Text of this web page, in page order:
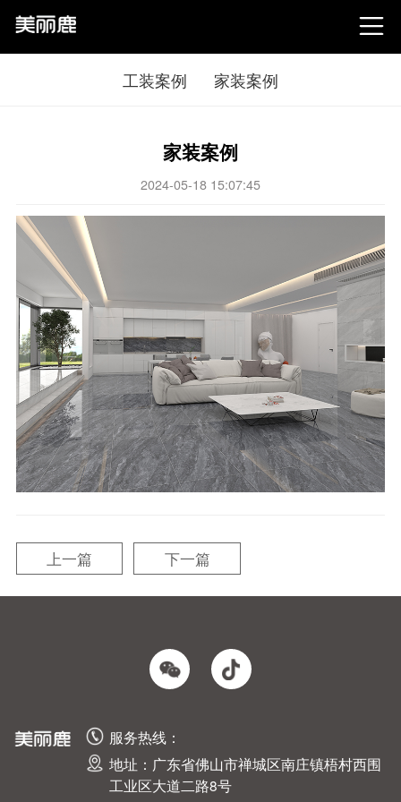

工装案例 家装案例
家装案例
2024-05-18 15:07:45
上一篇 下一篇
服务热线：
地址：广东省佛山市禅城区南庄镇梧村西围
工业区大道二路8号